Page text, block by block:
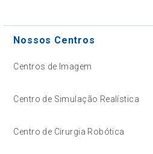
Nossos Centros
Centros de Imagem
Centro de Simulação Realística
Centro de Cirurgia Robótica